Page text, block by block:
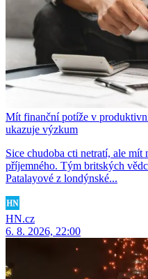
Mít finanční potíže v
ukazuje výzkum
Sice chudoba cti netratí, ale
příjemného. Tým britských
Patalayové z londýnské...
HN.cz
6. 8. 2026, 22:00